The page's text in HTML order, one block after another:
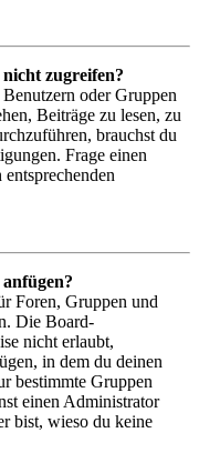
zugreifen?
oder Gruppen
Beiträge zu lesen, zu
brauchst du
Frage einen
Foren, Gruppen und
Die Board-
nicht erlaubt,
in dem du deinen
bestimmte Gruppen
einen Administrator
bist, wieso du keine